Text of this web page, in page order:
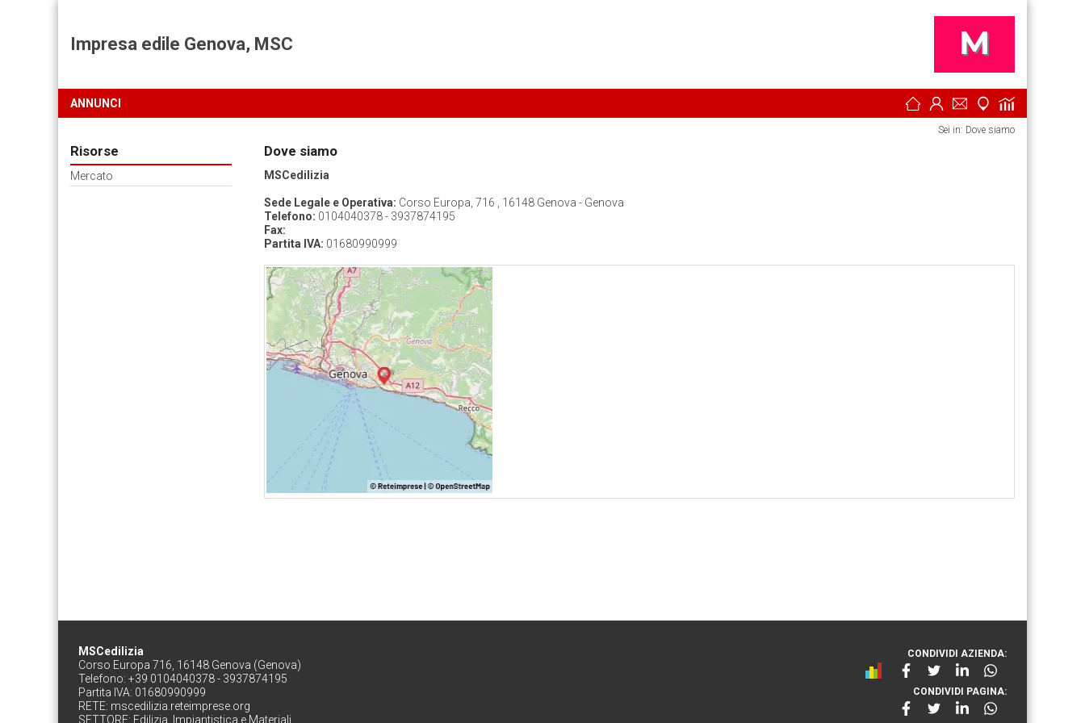
Impresa edile Genova, MSC
ANNUNCI
Risorse
Mercato
Sei in: Dove siamo
Dove siamo
MSCedilizia
Sede Legale e Operativa: Corso Europa, 716 , 16148 Genova - Genova
Telefono: 0104040378 - 3937874195
Fax:
Partita IVA: 01680990999
MSCedilizia
Corso Europa 716, 16148 Genova (Genova)
Telefono: +39 0104040378 - 3937874195
Partita IVA: 01680990999
RETE: mscedilizia.reteimprese.org
SETTORE: Edilizia, Impiantistica e Materiali
CONDIVIDI AZIENDA:
CONDIVIDI PAGINA: